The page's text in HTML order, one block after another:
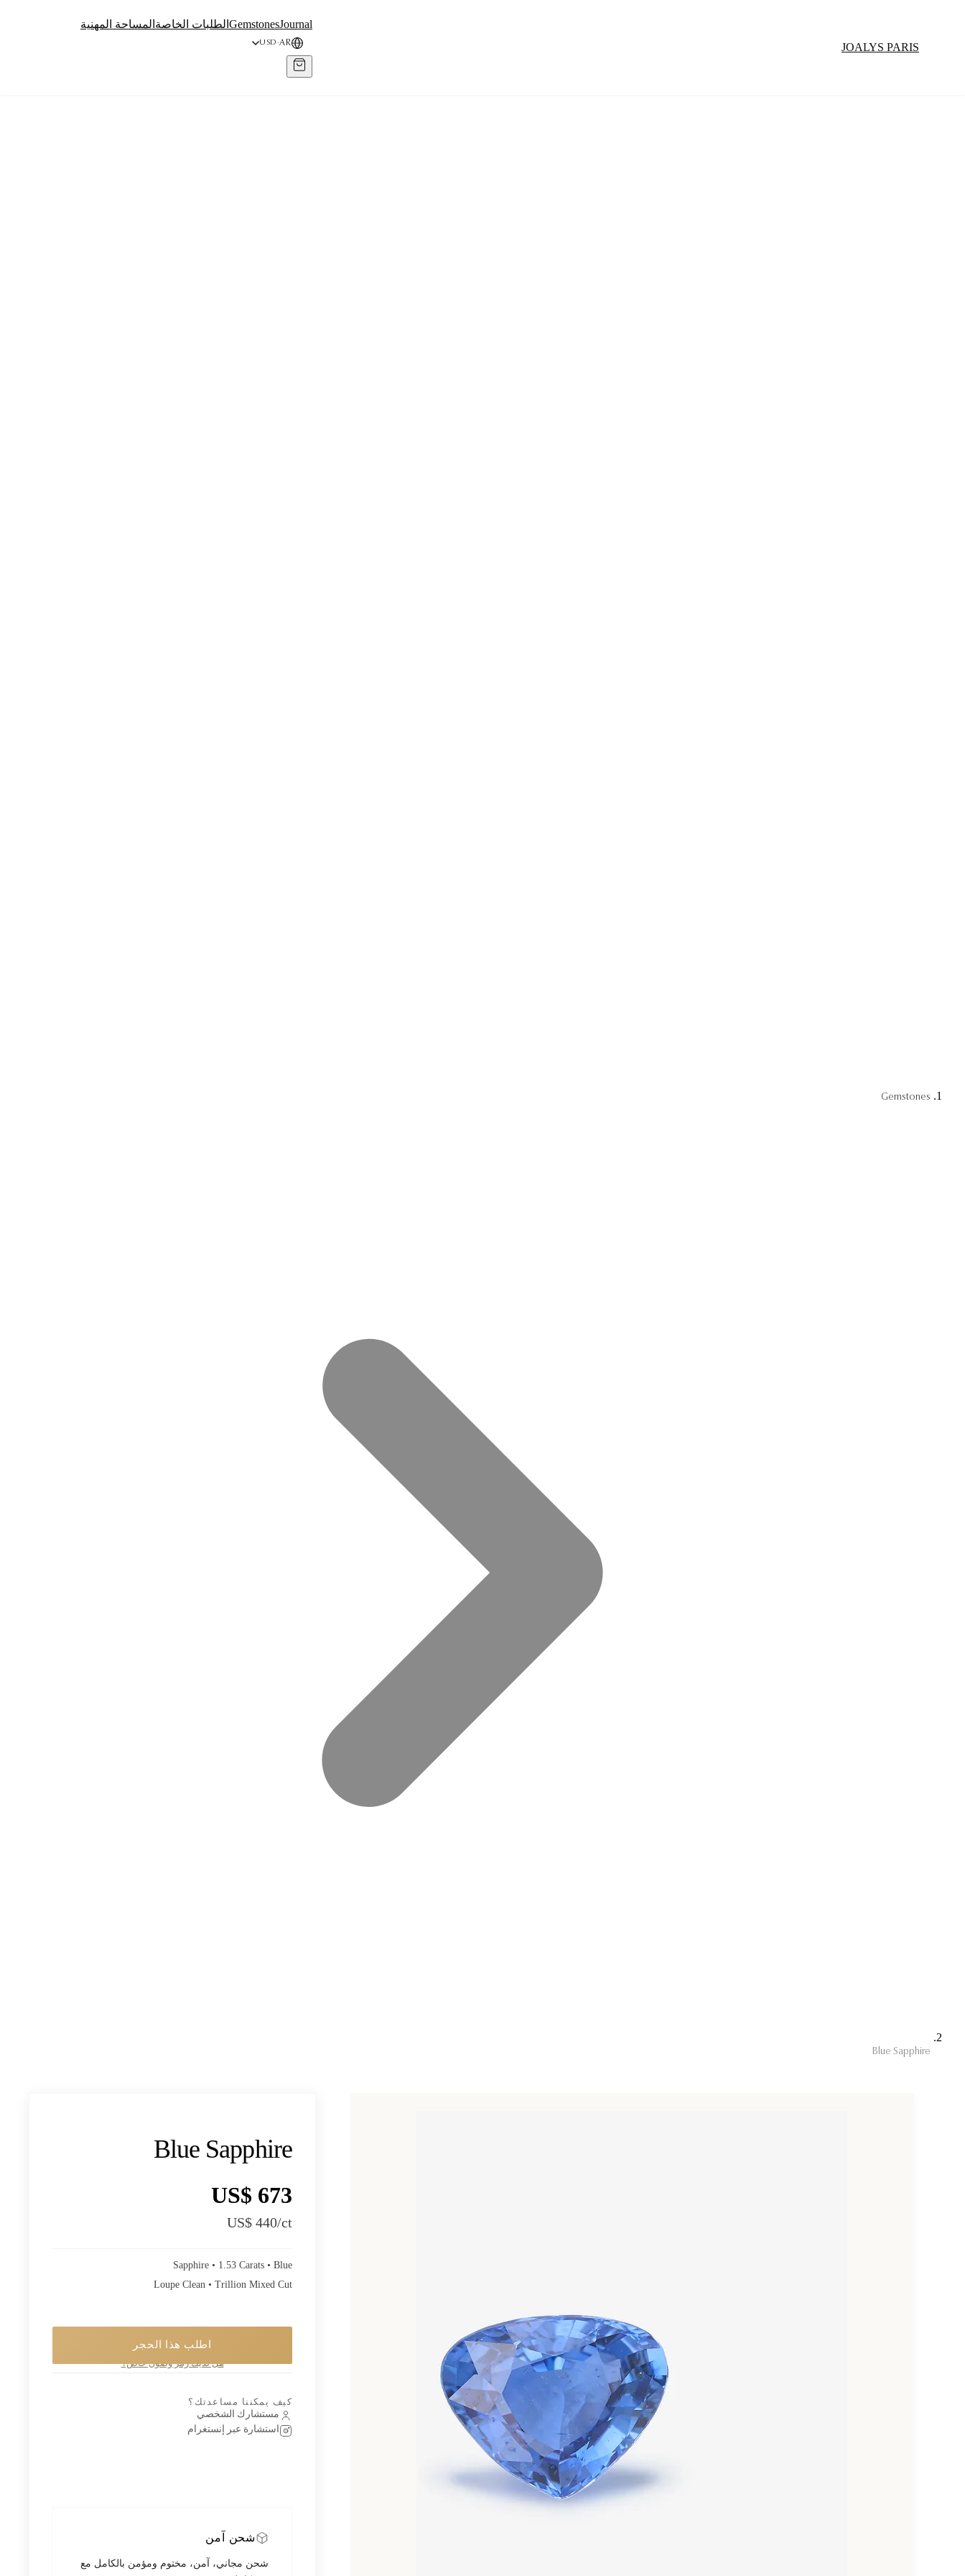
JOALYS PARIS
GemstonesJournal الطلبات الخاصة المساحة المهنية
AR
·
USD
Gemstones
Blue Sapphire
Blue Sapphire
US$ 673
US$ 440/ct
Sapphire • 1.53 Carats • Blue
Loupe Clean • Trillion Mixed Cut
اطلب هذا الحجر
هل لديك رمز وصول خاص؟
كيف يمكننا مساعدتك؟
مستشارك الشخصي
استشارة عبر إنستغرام
شحن آمن
شحن مجاني، آمن، مختوم ومؤمن بالكامل مع